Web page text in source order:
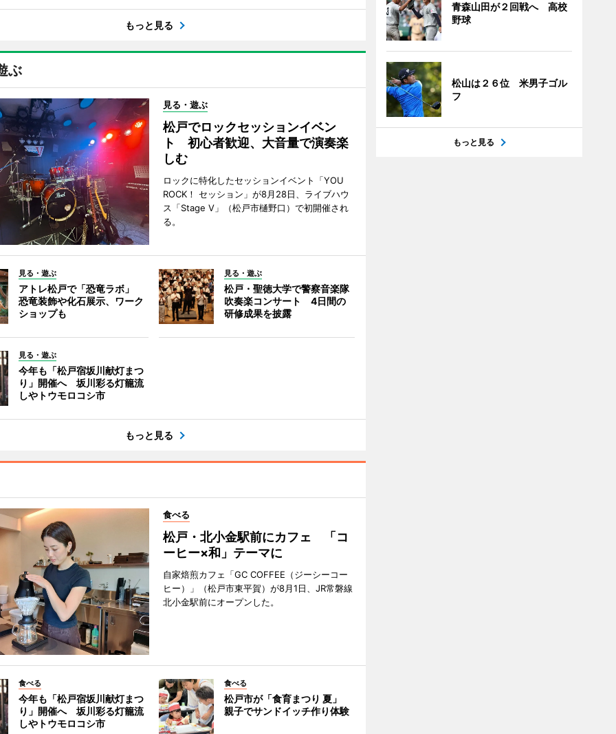
もっと見る
ぶ
見る・遊ぶ
松戸でロックセッションイベン
ト 初心者歓迎、大音量で演奏楽
しむ
ロックに特化したセッションイベント「YOU
ROCK！ セッション」が8月28日、ライブハウ
ス「Stage V」（松戸市樋野口）で初開催され
る。
見る・遊ぶ
アトレ松戸で「恐竜ラボ」
恐竜装飾や化石展示、ワーク
ショップも
見る・遊ぶ
松戸・聖徳大学で警察音楽隊
吹奏楽コンサート 4日間の
研修成果を披露
見る・遊ぶ
今年も「松戸宿坂川献灯まつ
り」開催へ 坂川彩る灯籠流
しやトウモロコシ市
もっと見る
食べる
松戸・北小金駅前にカフェ 「コ
ーヒー×和」テーマに
自家焙煎カフェ「GC COFFEE（ジーシーコー
ヒー）」（松戸市東平賀）が8月1日、JR常磐線
北小金駅前にオープンした。
食べる
今年も「松戸宿坂川献灯まつ
り」開催へ 坂川彩る灯籠流
しやトウモロコシ市
食べる
松戸市が「食育まつり 夏」
親子でサンドイッチ作り体験
青森山田が２回戦へ 高校
野球
松山は２６位 米男子ゴル
フ
もっと見る